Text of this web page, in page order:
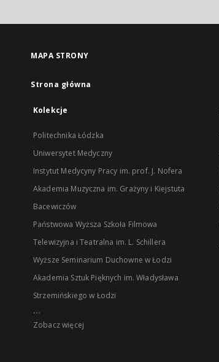
MAPA STRONY
Strona główna
Kolekcje
Politechnika Łódzka
Uniwersytet Medyczny
Instytut Medycyny Pracy im. prof. J. Nofera
Akademia Muzyczna im. Grażyny i Kiejstuta
Bacewiczów
Państwowa Wyższa Szkoła Filmowa
Telewizyjna i Teatralna im. L. Schillera
Wyższe Seminarium Duchowne w Łodzi
Akademia Sztuk Pięknych im. Władysława
Strzemińskiego w Łodzi
...
Zobacz więcej